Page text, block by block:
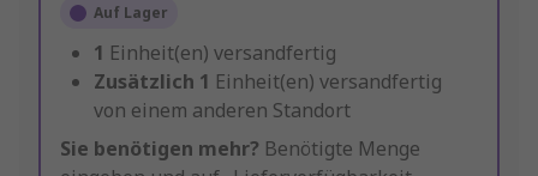
Auf Lager
1 Einheit(en) versandfertig
Zusätzlich 1 Einheit(en) versandfertig
von einem anderen Standort
Sie benötigen mehr? Benötigte Menge